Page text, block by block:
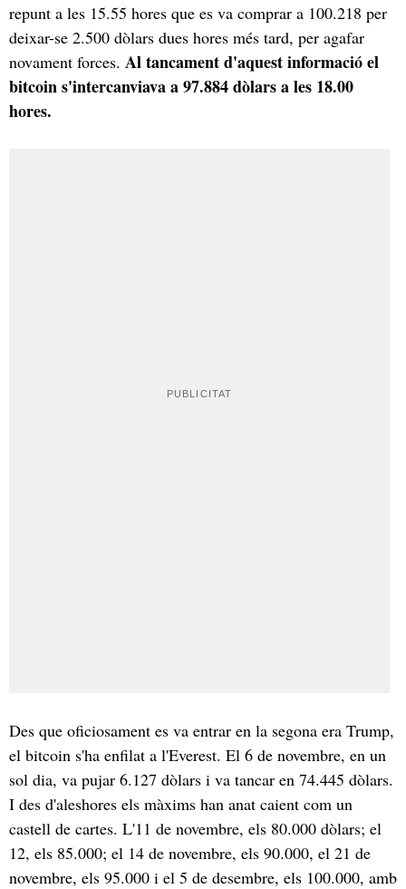
repunt a les 15.55 hores que es va comprar a 100.218 per
deixar-se 2.500 dòlars dues hores més tard, per agafar
novament forces. Al tancament d'aquest informació el
bitcoin s'intercanviava a 97.884 dòlars a les 18.00
hores.
Des que oficiosament es va entrar en la segona era Trump,
el bitcoin s'ha enfilat a l'Everest. El 6 de novembre, en un
sol dia, va pujar 6.127 dòlars i va tancar en 74.445 dòlars.
I des d'aleshores els màxims han anat caient com un
castell de cartes. L'11 de novembre, els 80.000 dòlars; el
12, els 85.000; el 14 de novembre, els 90.000, el 21 de
novembre, els 95.000 i el 5 de desembre, els 100.000, amb